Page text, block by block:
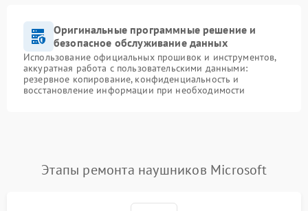
Оригинальные программные решение и
безопасное обслуживание данных
Использование официальных прошивок и инструментов,
аккуратная работа с пользовательскими данными:
резервное копирование, конфиденциальность и
восстановление информации при необходимости
Этапы ремонта наушников Microsoft